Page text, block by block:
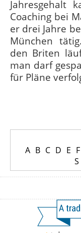
Jahresgehalt
Coaching bei
er drei Jahre
München
den Briten
man darf
für Pläne
A B C D E F
S